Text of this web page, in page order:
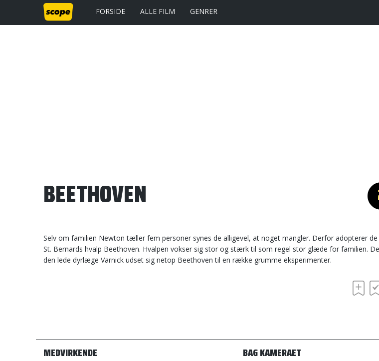
FORSIDE ALLE FILM GENRER
BEETHOVEN
Selv om familien Newton tæller fem personer synes de alligevel, at noget mangler. Derfor adopterer de
St. Bernards hvalp Beethoven. Hvalpen vokser sig stor og stærk til som regel stor glæde for familien.
den lede dyrlæge Varnick udset sig netop Beethoven til en række grumme eksperimenter.
MEDVIRKENDE BAG KAMERAET